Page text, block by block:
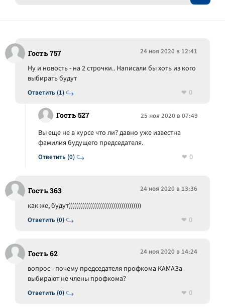
Гость 757 24 ноя 2020 в 12:41
Ответить (1)
Ну и новость - на 2 строчки.. Написали бы хоть из кого
выбирать будут
0
Гость 527 25 ноя 2020 в 07:49
Ответить (0)
Вы еще не в курсе что ли? давно уже известна
фамилия будущего председателя.
0
Гость 363 24 ноя 2020 в 13:36
Ответить (0)
как же, будут))))))))))))))))))))))))))))))))))))
0
Гость 62 24 ноя 2020 в 14:24
Ответить (0)
вопрос - почему председателя профкома КАМАЗа
выбирают не члены профкома?
0